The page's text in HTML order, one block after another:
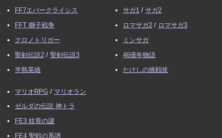
FF7エバークライシス
FFT 獅子戦争
クロノトリガー
聖剣伝説2 / 聖剣伝説3
半熟英雄
サガ1 / サガ2
ロマサガ2 / ロマサガ3
ミンサガ
46億年物語
たけしの挑戦状
マリオRPG / マリオラン
ゼルダの伝説 神トラ
FE3 紋章の謎
FE4 聖戦の系譜